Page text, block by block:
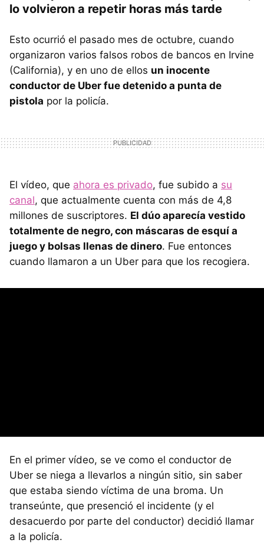
lo volvieron a repetir horas más tarde
Esto ocurrió el pasado mes de octubre, cuando
organizaron varios falsos robos de bancos en Irvine
(California), y en uno de ellos un inocente
conductor de Uber fue detenido a punta de
pistola por la policía.
El vídeo, que ahora es privado, fue subido a su
canal, que actualmente cuenta con más de 4,8
millones de suscriptores. El dúo aparecía vestido
totalmente de negro, con máscaras de esquí a
juego y bolsas llenas de dinero. Fue entonces
cuando llamaron a un Uber para que los recogiera.
En el primer vídeo, se ve como el conductor de
Uber se niega a llevarlos a ningún sitio, sin saber
que estaba siendo víctima de una broma. Un
transeúnte, que presenció el incidente (y el
desacuerdo por parte del conductor) decidió llamar
a la policía.